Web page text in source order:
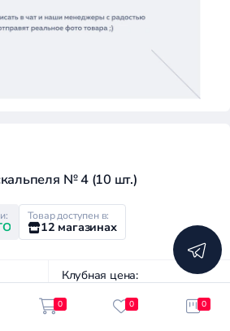
№ 4 (10 шт.)
Товар доступен в:
12 магазинах
Клубная цена:
50 ₽
0 0 0